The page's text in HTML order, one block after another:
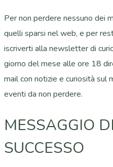
Per non perdere nessuno dei
quelli sparsi nel web, e per
iscriverti alla newsletter di
giorno del mese alle ore 18
mail con notizie e curiosità sul
eventi da non perdere.
MESSAGGIO
SUCCESSO